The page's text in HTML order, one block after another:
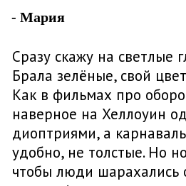
- Мария
Сразу скажу на светлые
Брала зелёные, свой
Как в фильмах про
наверное на Хеллоуин
диоптриями, а
удобно, не толстые. Но
чтобы люди шарахались